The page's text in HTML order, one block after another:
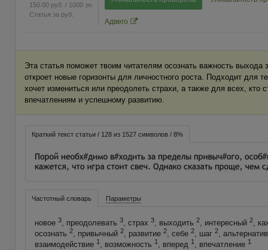
150.00 руб. / 1000 зн.
Статья за руб.
Адвего
Эта статья поможет твоим читателям осознать важность
откроет новые горизонты для личностного роста. Подходит для
хочет измениться или преодолеть страхи, а также для всех, кто
впечатлениям и успешному развитию.
Краткий текст статьи / 128 из 1527 символов / 8%
Частотный словарь Параметры
новое 3, преодолевать 3, страх 3, выходить 2, интересный 2,
осознать 2, привычный 2, развитие 2, себе 2, шаг 2,
взаимодействие 1, возможность 1, вперед 1, впечатление 1